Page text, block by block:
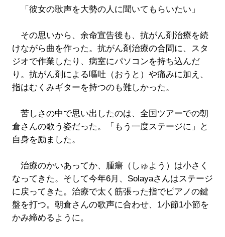
「彼女の歌声を大勢の人に聞いてもらいたい」
その思いから、余命宣告後も、抗がん剤治療を続
けながら曲を作った。抗がん剤治療の合間に、スタ
ジオで作業したり、病室にパソコンを持ち込んだ
り。抗がん剤による嘔吐（おうと）や痛みに加え、
指はむくみギターを持つのも難しかった。
苦しさの中で思い出したのは、全国ツアーでの朝
倉さんの歌う姿だった。「もう一度ステージに」と
自身を励ました。
治療のかいあってか、腫瘍（しゅよう）は小さく
なってきた。そして今年6月、Solayaさんはステージ
に戻ってきた。治療で太く筋張った指でピアノの鍵
盤を打つ。朝倉さんの歌声に合わせ、1小節1小節を
かみ締めるように。